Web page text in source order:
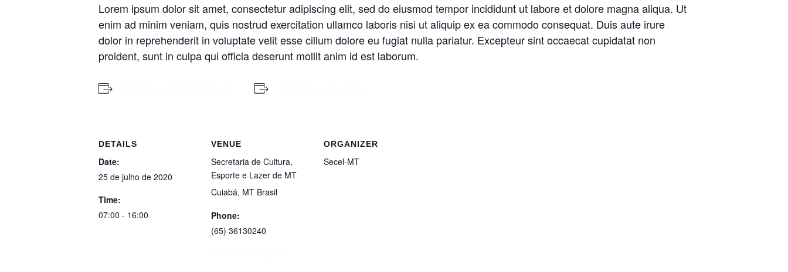
Lorem ipsum dolor sit amet, consectetur adipiscing elit, sed do eiusmod tempor incididunt ut labore et dolore magna aliqua. Ut
enim ad minim veniam, quis nostrud exercitation ullamco laboris nisi ut aliquip ex ea commodo consequat. Duis aute irure
dolor in reprehenderit in voluptate velit esse cillum dolore eu fugiat nulla pariatur. Excepteur sint occaecat cupidatat non
proident, sunt in culpa qui officia deserunt mollit anim id est laborum.
DETAILS
Date:
25 de julho de 2020
Time:
07:00 - 16:00
VENUE
Secretaria de Cultura,
Esporte e Lazer de MT
Cuiabá, MT Brasil
Phone:
(65) 36130240
ORGANIZER
Secel-MT